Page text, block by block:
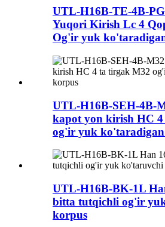
UTL-H16B-TE-4B-
Yuqori Kirish Lc 4
Og'ir yuk
UTL-H16B-SEH-4B-
kapot yon kirish HC
og'ir yuk
UTL-H16B-BK-1L
bitta tutqichli og'ir
korpus